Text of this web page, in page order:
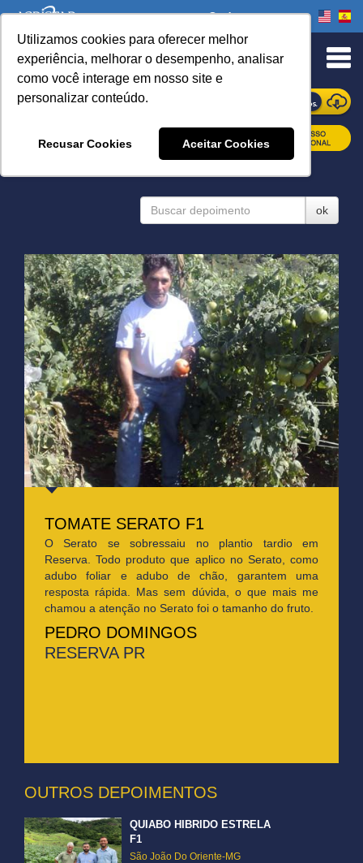
Utilizamos cookies para oferecer melhor
experiência, melhorar o desempenho, analisar
como você interage em nosso site e
personalizar conteúdo.
Recusar Cookies Aceitar Cookies
Onde comprar
ONDE COMPRAR
DEPOIMENTOS
ok
TOMATE SERATO F1
O Serato se sobressaiu no plantio tardio em
Reserva. Todo produto que aplico no Serato, como
adubo foliar e adubo de chão, garantem uma
resposta rápida. Mas sem dúvida, o que mais me
chamou a atenção no Serato foi o tamanho do fruto.
PEDRO DOMINGOS
RESERVA PR
OUTROS DEPOIMENTOS
QUIABO HIBRIDO ESTRELA
F1
São João Do Oriente-MG